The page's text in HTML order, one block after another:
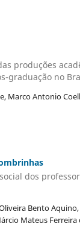
produções
graduação no
Marco Antonio
dos
Bento
Mateus